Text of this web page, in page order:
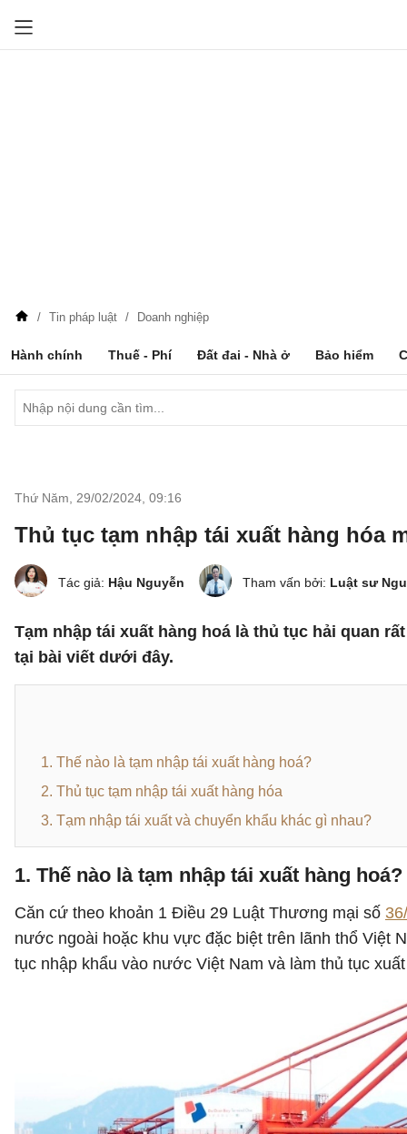
Tin pháp luật Doanh nghiệp
Hành chính Thuế - Phí Đất đai - Nhà ở Bảo hiểm
Thứ Năm, 29/02/2024 09:16
Thủ tục tạm nhập tái xuất hàng hóa
Tác giả: Hậu Nguyễn Tham vấn bởi: Luật sư
Tạm nhập tái xuất hàng hoá là thủ tục hải quan
tại bài viết dưới đây.
1. Thế nào là tạm nhập tái xuất hàng hoá?
2. Thủ tục tạm nhập tái xuất hàng hóa
3. Tạm nhập tái xuất và chuyển khẩu khác gì nhau?
1. Thế nào là tạm nhập tái xuất hàng hoá?
Căn cứ theo khoản 1 Điều 29 Luật Thương mại số
nước ngoài hoặc khu vực đặc biệt trên lãnh thổ Việt
tục nhập khẩu vào nước Việt Nam và làm thủ tục